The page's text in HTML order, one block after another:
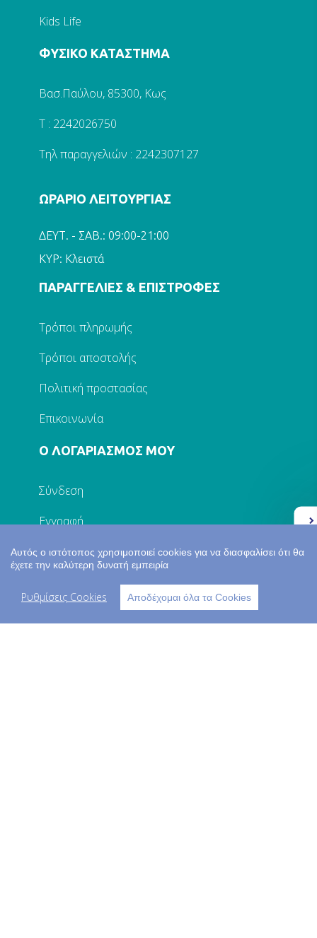
Kids Life
ΦΥΣΙΚΟ ΚΑΤΑΣΤΗΜΑ
Βασ.Παύλου, 85300, Κως
Τ : 2242026750
Τηλ παραγγελιών : 2242307127
ΩΡΑΡΙΟ ΛΕΙΤΟΥΡΓΙΑΣ
ΔΕΥΤ. - ΣΑΒ.: 09:00-21:00
ΚΥΡ: Κλειστά
ΠΑΡΑΓΓΕΛΙΕΣ & ΕΠΙΣΤΡΟΦΕΣ
Τρόποι πληρωμής
Τρόποι αποστολής
Πολιτική προστασίας
Επικοινωνία
Ο ΛΟΓΑΡΙΑΣΜΟΣ ΜΟΥ
Σύνδεση
Εγγραφή
Τα στοιχεία μου
Αυτός ο ιστότοπος χρησιμοποιεί cookies για να διασφαλίσει ότι θα
έχετε την καλύτερη δυνατή εμπειρία
Ρυθμίσεις Cookies Αποδέχομαι όλα τα Cookies